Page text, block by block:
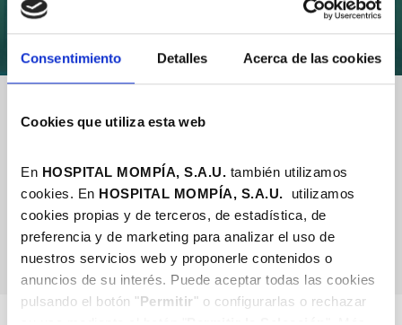
Consentimiento Detalles Acerca de las cookies
Cookies que utiliza esta web
En HOSPITAL MOMPÍA, S.A.U. también utilizamos
cookies. En HOSPITAL MOMPÍA, S.A.U. utilizamos
cookies propias y de terceros, de estadística, de
preferencia y de marketing para analizar el uso de
nuestros servicios web y proponerle contenidos o
anuncios de su interés. Puede aceptar todas las cookies
pulsando el botón "Permitir" o configurarlas o rechazar
Sort By